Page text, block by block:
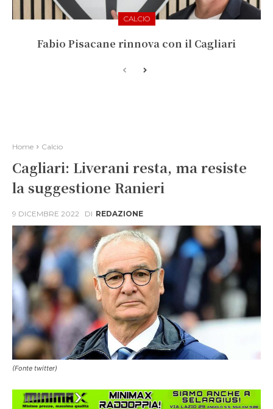
CALCIO
Fabio Pisacane rinnova con il Cagliari